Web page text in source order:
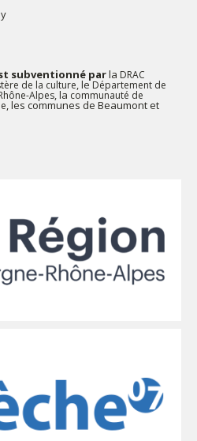
subventionné parla DRAC
de la culture, leDépartement de
Alpes, la communauté de
, les communes de Beaumont et